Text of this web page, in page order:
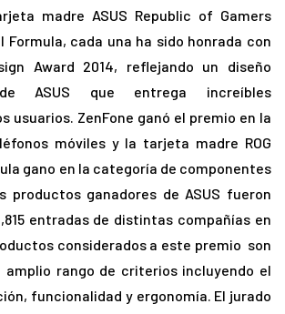
madre ASUS Republic of Gamers
Formula, cada una ha sido honrada con
Award 2014, reflejando un diseño
ASUS que entrega increíbles
usuarios. ZenFone ganó el premio en la
móviles y la tarjeta madre ROG
gano en la categoría de componentes
productos ganadores de ASUS fueron
entradas de distintas compañías en
considerados a este premio son
amplio rango de criterios incluyendo el
funcionalidad y ergonomía. El jurado